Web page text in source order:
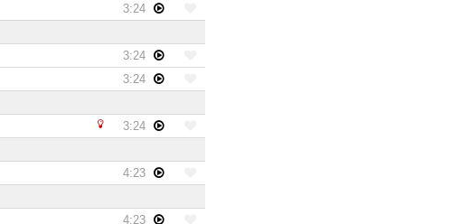
3:24
3:24
3:24
3:24
4:23
4:23